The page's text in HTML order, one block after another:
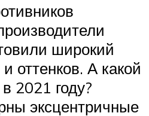
широкий
оттенков. А какой
2021 году?
эксцентричные